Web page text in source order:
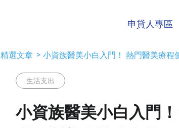
申貸人專區
精選文章 小資族醫美小白入門！ 熱門醫美療程
生活支出
小資族醫美小白入門